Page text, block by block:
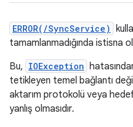
ERROR(/SyncService)
tamamlanmadığında istisna
Bu, IOException
tetikleyen temel bağlantı
aktarım protokolü veya
yanlış olmasıdır.